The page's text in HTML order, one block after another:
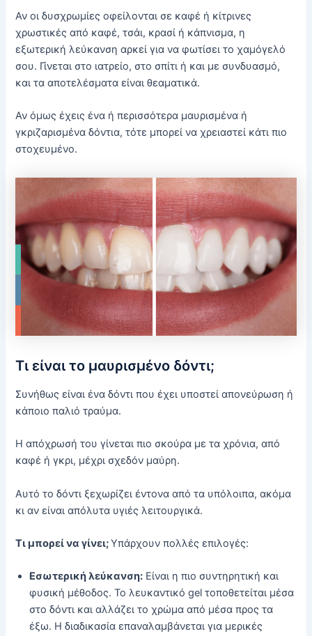
Αν οι δυσχρωμίες οφείλονται σε καφέ ή κίτρινες
χρωστικές από καφέ, τσάι, κρασί ή κάπνισμα, η
εξωτερική λεύκανση αρκεί για να φωτίσει το χαμόγελό
σου. Γίνεται στο ιατρείο, στο σπίτι ή και με συνδυασμό,
και τα αποτελέσματα είναι θεαματικά.
Αν όμως έχεις ένα ή περισσότερα μαυρισμένα ή
γκριζαρισμένα δόντια, τότε μπορεί να χρειαστεί κάτι πιο
στοχευμένο.
Τι είναι το μαυρισμένο δόντι;
Συνήθως είναι ένα δόντι που έχει υποστεί απονεύρωση ή
κάποιο παλιό τραύμα.
Η απόχρωσή του γίνεται πιο σκούρα με τα χρόνια, από
καφέ ή γκρι, μέχρι σχεδόν μαύρη.
Αυτό το δόντι ξεχωρίζει έντονα από τα υπόλοιπα, ακόμα
κι αν είναι απόλυτα υγιές λειτουργικά.
Τι μπορεί να γίνει;Υπάρχουν πολλές επιλογές:
Εσωτερική λεύκανση: Είναι η πιο συντηρητική και
φυσική μέθοδος. Το λευκαντικό gel τοποθετείται μέσα
στο δόντι και αλλάζει το χρώμα από μέσα προς τα
έξω. Η διαδικασία επαναλαμβάνεται για μερικές